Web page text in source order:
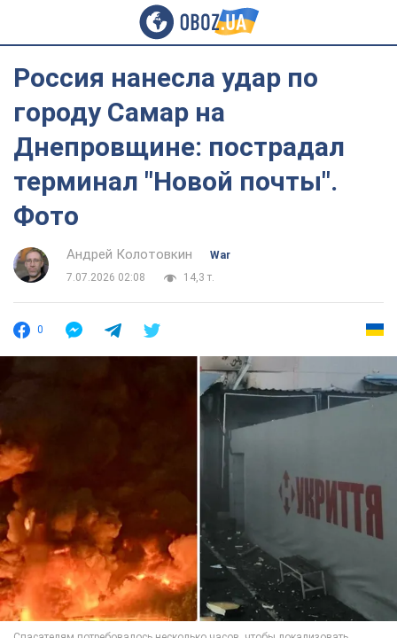
Россия нанесла удар по
городу Самар на
Днепровщине: пострадал
терминал "Новой почты".
Фото
Андрей Колотовкин
War
7.07.2026 02:08
14,3 т.
0